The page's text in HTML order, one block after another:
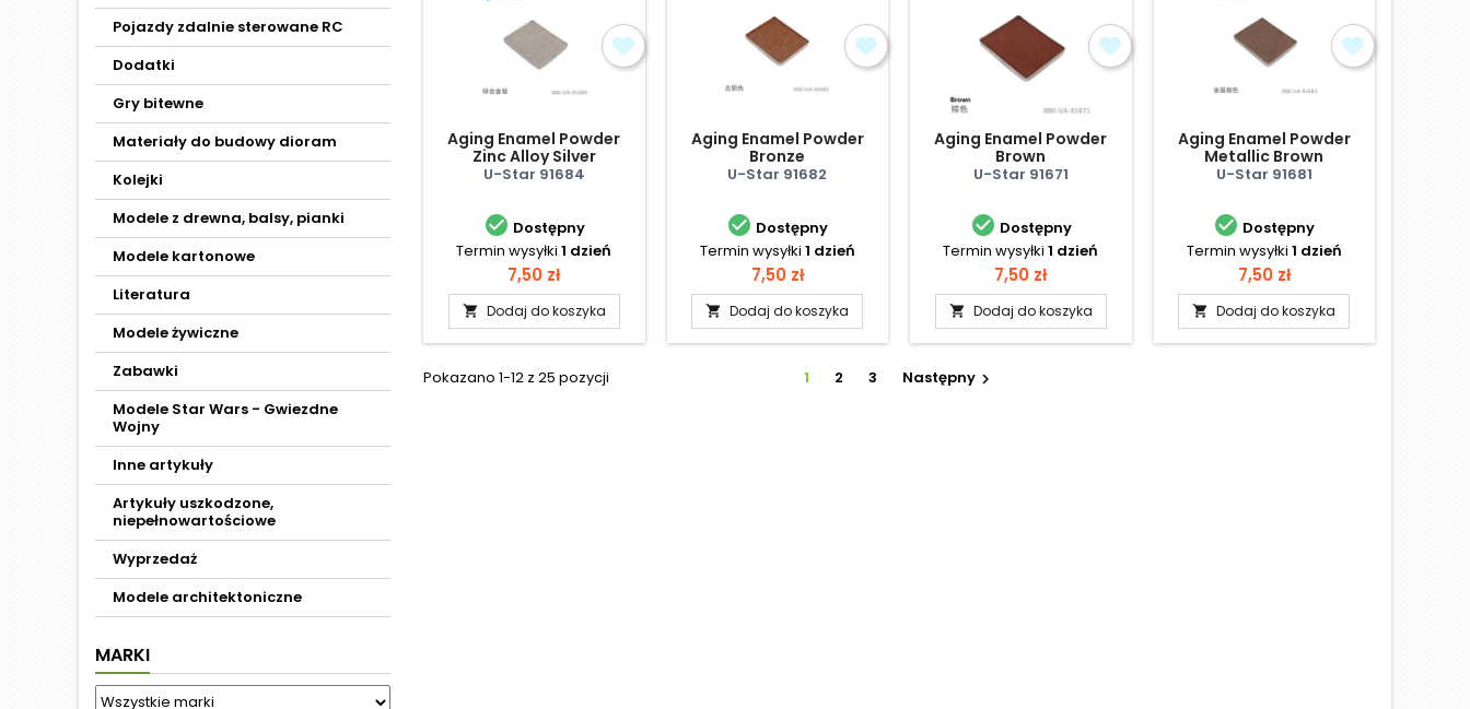
Pojazdy zdalnie sterowane RC
Dodatki
Gry bitewne
Materiały do budowy dioram
Kolejki
Modele z drewna, balsy, pianki
Modele kartonowe
Literatura
Modele żywiczne
Zabawki
Modele Star Wars - Gwiezdne
Wojny
Inne artykuły
Artykuły uszkodzone,
niepełnowartościowe
Wyprzedaż
Modele architektoniczne
MARKI
Aging Enamel Powder
Zinc Alloy Silver
U-Star 91684
 Dostępny
Termin wysyłki 1 dzień
Cena
7,50 zł
 Dodaj do koszyka
Aging Enamel Powder
Bronze
U-Star 91682
 Dostępny
Termin wysyłki 1 dzień
Cena
7,50 zł
 Dodaj do koszyka
Aging Enamel Powder
Brown
U-Star 91671
 Dostępny
Termin wysyłki 1 dzień
Cena
7,50 zł
 Dodaj do koszyka
Aging Enamel Powder
Metallic Brown
U-Star 91681
 Dostępny
Termin wysyłki 1 dzień
Cena
7,50 zł
 Dodaj do koszyka
Pokazano 1-12 z 25 pozycji 1 2 3 Następny